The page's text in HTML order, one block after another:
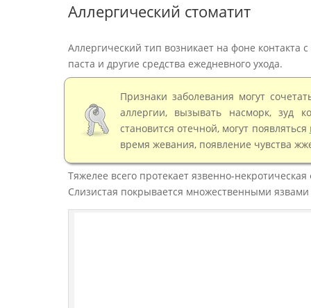
Аллергический стоматит
Аллергический тип возникает на фоне контакта
паста и другие средства ежедневного ухода.
Признаки заболевания могут
аллергии, вызывать насморк, зуд
становится отечной, могут появляться
время жевания, появление чувства
Тяжелее всего протекает язвенно-
Слизистая покрывается множественными